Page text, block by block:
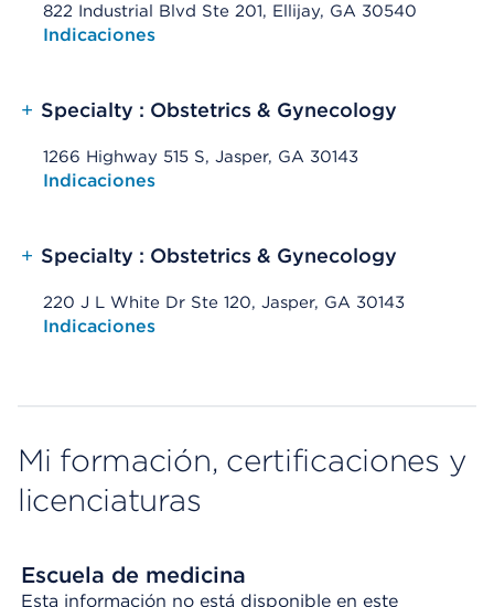
822 Industrial Blvd Ste 201, Ellijay, GA 30540
Opens native map application on mobile devices
Indicaciones
+ Specialty : Obstetrics & Gynecology
1266 Highway 515 S, Jasper, GA 30143
Opens native map application on mobile devices
Indicaciones
+ Specialty : Obstetrics & Gynecology
220 J L White Dr Ste 120, Jasper, GA 30143
Opens native map application on mobile devices
Indicaciones
Mi formación, certificaciones y
licenciaturas
Escuela de medicina
Esta información no está disponible en este